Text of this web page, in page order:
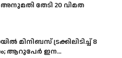
തേടി 20 വിമത
മിനിബസ്​ ട്രക്കിലിടിച്ച് 8
ആറുപേർ ഇന...